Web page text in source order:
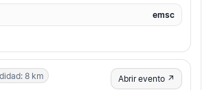
emsc
8 km Abrir evento ↗